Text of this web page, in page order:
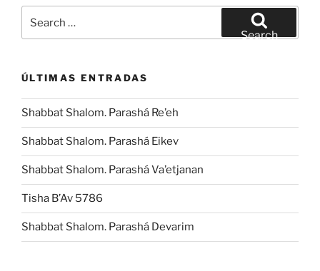
for:
Search
ÚLTIMAS ENTRADAS
Shabbat Shalom. Parashá Re’eh
Shabbat Shalom. Parashá Eikev
Shabbat Shalom. Parashá Va’etjanan
Tisha B’Av 5786
Shabbat Shalom. Parashá Devarim